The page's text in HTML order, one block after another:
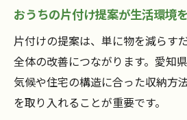
日常に取り入れやすい片
おうちの片付けを効率
愛知県高浜市流の時短片
片付けの悩みを解決へ導く
おうちの片付けに悩んだ
おうちの片付け提案が生活環境
片付けの提案は、単に物を減らす
全体の改善につながります。愛知
気候や住宅の構造に合った収納方
を取り入れることが重要です。